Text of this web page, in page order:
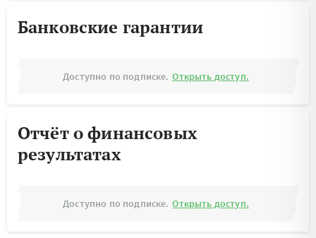
Банковские гарантии
Доступно по подписке. Открыть доступ.
Отчёт о финансовых
результатах
Доступно по подписке. Открыть доступ.